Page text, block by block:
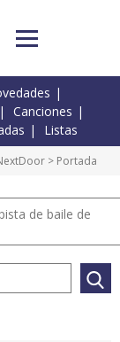
Canciones
Listas
> Portada
de baile de